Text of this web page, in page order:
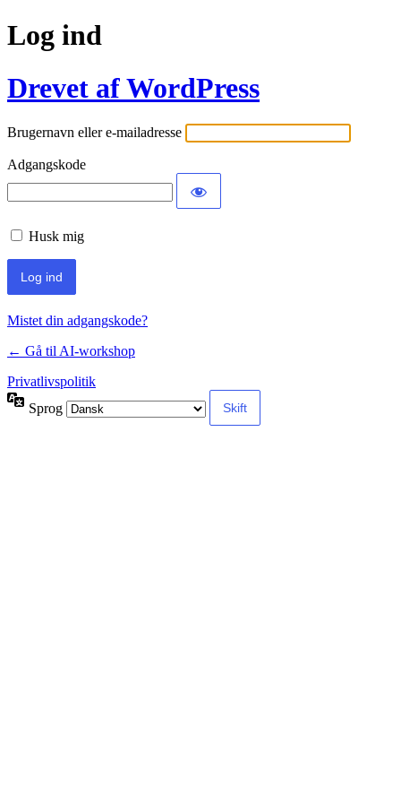
Log ind
Drevet af WordPress
Brugernavn eller e-mailadresse
Adgangskode
Husk mig
Mistet din adgangskode?
← Gå til AI-workshop
Privatlivspolitik
Sprog